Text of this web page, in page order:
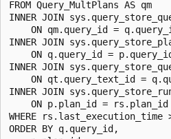
FROM Query_MultPlans AS qm
INNER JOIN
ON qm.query_id =
INNER JOIN
ON q.query_id =
INNER JOIN
ON qt.query_text_id =
INNER JOIN
    ON p.plan_id = rs.plan_id
WHERE rs.last_execution_time >
ORDER BY q.query_id,